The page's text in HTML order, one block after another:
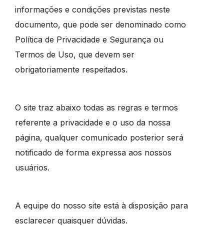
informações e condições previstas neste
documento, que pode ser denominado como
Política de Privacidade e Segurança ou
Termos de Uso, que devem ser
obrigatoriamente respeitados.
O site traz abaixo todas as regras e termos
referente a privacidade e o uso da nossa
página, qualquer comunicado posterior será
notificado de forma expressa aos nossos
usuários.
A equipe do nosso site está à disposição para
esclarecer quaisquer dúvidas.